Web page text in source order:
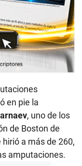
en pie la
, uno de los
de Boston de
a más de 260,
amputaciones.